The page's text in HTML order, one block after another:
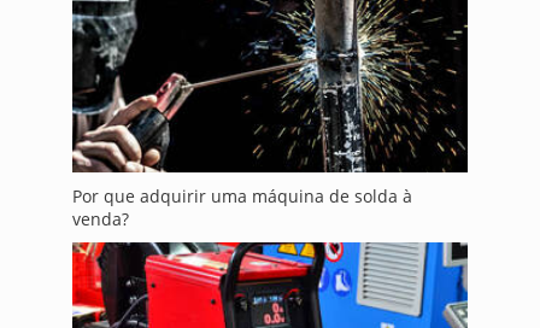
Por que adquirir uma máquina de solda à
venda?